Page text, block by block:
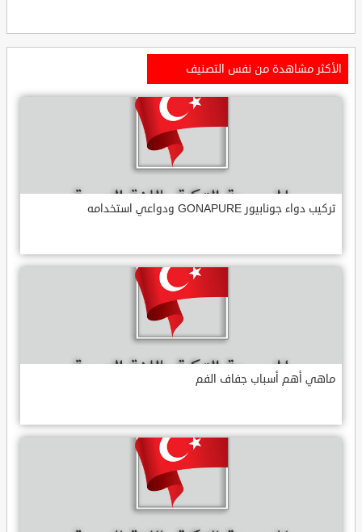
الأكثر مشاهدة من نفس التصنيف
تركيب دواء جونابيور GONAPURE ودواعي استخدامه
ماهي أهم أسباب جفاف الفم